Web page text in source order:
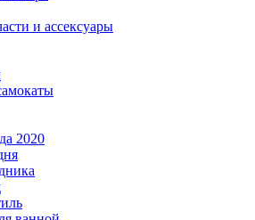
и ассексуары
2020